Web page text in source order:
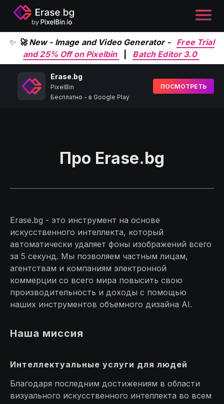
✨ 🚀 New - Image and Video Generator - Free Trial
and 25% Off on Pixelbin
Batch Editor 3.0
Erase.bg
PixelBin
Бесплатно - в Google Play
ПОСМОТРЕТЬ
Про Erase.bg
Erase.bg - это инструмент на основе
искусственного интеллекта, который
автоматически удаляет фоны изображений всего
за 5 секунд. Мы позволяем частным лицам,
агентствам и компаниям электронной
коммерции со всего мира повысить свою
производительность и доходы с помощью
наших инструментов объемного дизайна AI.
Наша миссия
Интеллектуальные услуги для людей
Благодаря последним достижениям в области
визуального искусственного интеллекта во всем